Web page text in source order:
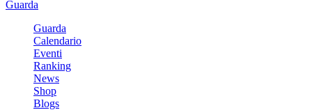
Guarda
Guarda
Calendario
Eventi
Ranking
News
Shop
Blogs